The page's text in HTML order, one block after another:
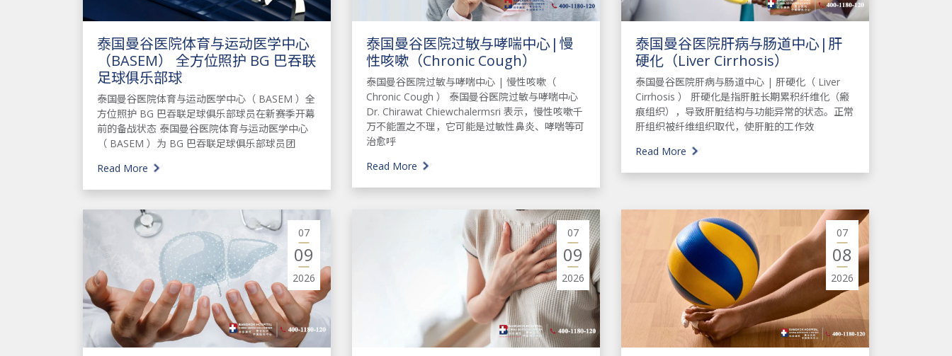
泰国曼谷医院体育与运动医学中心
（BASEM） 全方位照护 BG 巴吞联
足球俱乐部球
泰国曼谷医院体育与运动医学中心（ BASEM ）全
方位照护 BG 巴吞联足球俱乐部球员在新赛季开幕
前的备战状态 泰国曼谷医院体育与运动医学中心
（ BASEM ）为 BG 巴吞联足球俱乐部球员团
Read More
泰国曼谷医院过敏与哮喘中心|慢
性咳嗽（Chronic Cough）
泰国曼谷医院过敏与哮喘中心 | 慢性咳嗽（
Chronic Cough ） 泰国曼谷医院过敏与哮喘中心
Dr. Chirawat Chiewchalermsri 表示，慢性咳嗽千
万不能置之不理，它可能是过敏性鼻炎、哮喘等可
治愈呼
Read More
泰国曼谷医院肝病与肠道中心|肝
硬化（Liver Cirrhosis）
泰国曼谷医院肝病与肠道中心 | 肝硬化（ Liver
Cirrhosis ） 肝硬化是指肝脏长期累积纤维化（瘢
痕组织），导致肝脏结构与功能异常的状态。正常
肝组织被纤维组织取代，使肝脏的工作效
Read More
07
09
2026
07
09
2026
07
08
2026